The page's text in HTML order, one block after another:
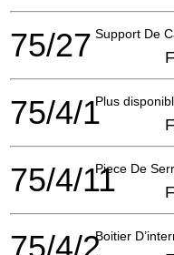
Support De
75/27
Plus
75/4/1
Piece De
75/4/11
Boitier
75/4/2